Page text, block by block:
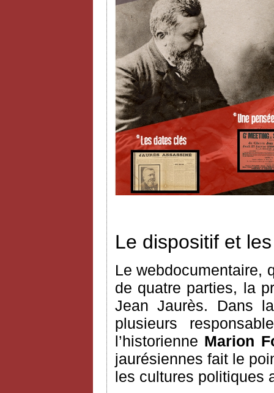
Le dispositif et
Le webdocumentaire,
de quatre parties, la
Jean Jaurès. Dans
plusieurs
l’historienne Marion
jaurésiennes fait le
les cultures politiques